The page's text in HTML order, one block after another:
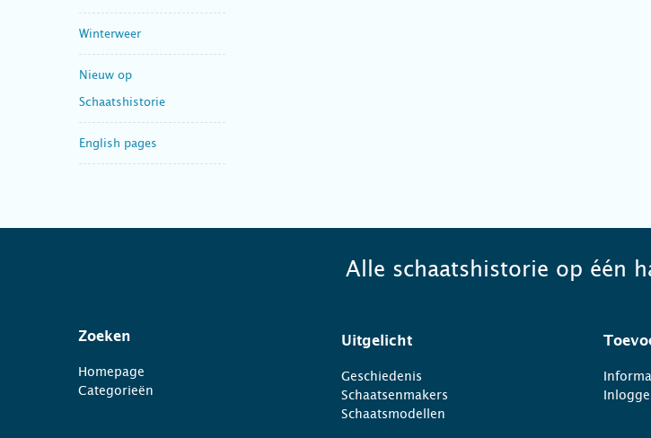
Winterweer
Nieuw op
Schaatshistorie
English pages
Alle schaatshistorie op één
Zoeken
Homepage
Categorieën
Uitgelicht
Geschiedenis
Schaatsenmakers
Schaatsmodellen